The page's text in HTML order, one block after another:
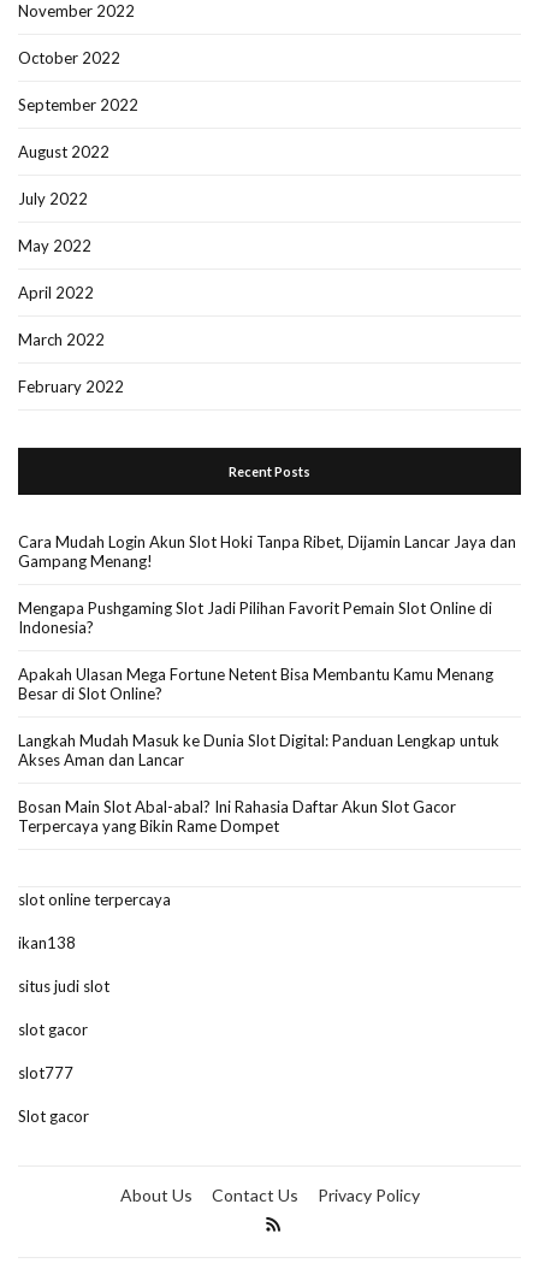
November 2022
October 2022
September 2022
August 2022
July 2022
May 2022
April 2022
March 2022
February 2022
Recent Posts
Cara Mudah Login Akun Slot Hoki Tanpa Ribet, Dijamin Lancar Jaya dan
Gampang Menang!
Mengapa Pushgaming Slot Jadi Pilihan Favorit Pemain Slot Online di
Indonesia?
Apakah Ulasan Mega Fortune Netent Bisa Membantu Kamu Menang
Besar di Slot Online?
Langkah Mudah Masuk ke Dunia Slot Digital: Panduan Lengkap untuk
Akses Aman dan Lancar
Bosan Main Slot Abal-abal? Ini Rahasia Daftar Akun Slot Gacor
Terpercaya yang Bikin Rame Dompet
slot online terpercaya
ikan138
situs judi slot
slot gacor
slot777
Slot gacor
About Us Contact Us Privacy Policy